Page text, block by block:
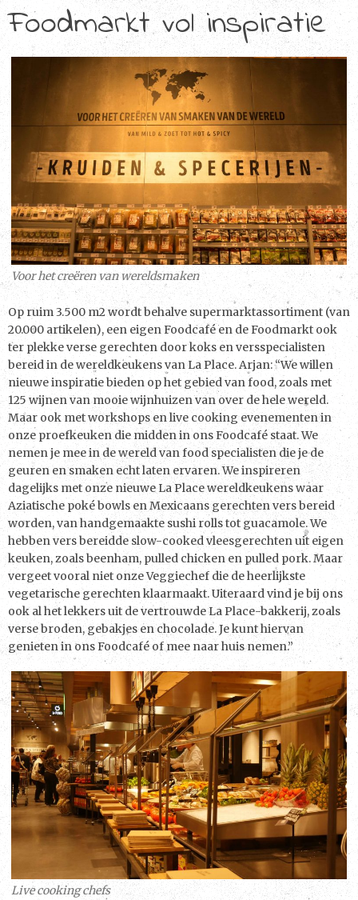
Foodmarkt vol inspiratie
Voor het creëren van wereldsmaken
Op ruim 3.500 m2 wordt behalve supermarktassortiment (van
20.000 artikelen), een eigen Foodcafé en de Foodmarkt ook
ter plekke verse gerechten door koks en versspecialisten
bereid in de wereldkeukens van La Place. Arjan: “We willen
nieuwe inspiratie bieden op het gebied van food, zoals met
125 wijnen van mooie wijnhuizen van over de hele wereld.
Maar ook met workshops en live cooking evenementen in
onze proefkeuken die midden in ons Foodcafé staat. We
nemen je mee in de wereld van food specialisten die je de
geuren en smaken echt laten ervaren. We inspireren
dagelijks met onze nieuwe La Place wereldkeukens waar
Aziatische poké bowls en Mexicaans gerechten vers bereid
worden, van handgemaakte sushi rolls tot guacamole. We
hebben vers bereidde slow-cooked vleesgerechten uit eigen
keuken, zoals beenham, pulled chicken en pulled pork. Maar
vergeet vooral niet onze Veggiechef die de heerlijkste
vegetarische gerechten klaarmaakt. Uiteraard vind je bij ons
ook al het lekkers uit de vertrouwde La Place-bakkerij, zoals
verse broden, gebakjes en chocolade. Je kunt hiervan
genieten in ons Foodcafé of mee naar huis nemen.”
Live cooking chefs